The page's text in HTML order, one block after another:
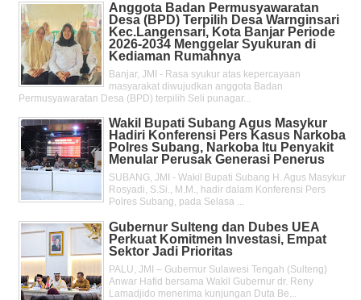
Anggota Badan Permusyawaratan
Desa (BPD) Terpilih Desa Warnginsari
Kec.Langensari, Kota Banjar Periode
2026-2034 Menggelar Syukuran di
Kediaman Rumahnya
Banjar, JMI - Rasa syukur atas kepercayaan
masyarakat diwujudkan anggota Badan
Permusyawaratan Desa (BPD) terpilih Seli punagar...
Wakil Bupati Subang Agus Masykur
Hadiri Konferensi Pers Kasus Narkoba
Polres Subang, Narkoba Itu Penyakit
Menular Perusak Generasi Penerus
SUBANG, JMI - Wakil Bupati Subang H. Agus Masykur
Rosyadi, S.Si., M.M., hadir dalam Konferensi Pers
Polres Subang, pada Selasa ...
Gubernur Sulteng dan Dubes UEA
Perkuat Komitmen Investasi, Empat
Sektor Jadi Prioritas
PALU, JMI – Gubernur Sulawesi Tengah (Sulteng)
Anwar Hafid bersama Wakil Gubernur dr. Reny
Lamadjido menerima kunjungan Duta Be...